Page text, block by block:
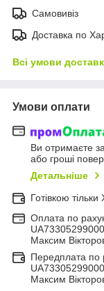
Самовивіз
Доставка по
Всі умови
Умови оплати
Ви отримаєте
або гроші
Детальніше
Готівкою тільки
Оплата по
Максим
Передплата по
Максим